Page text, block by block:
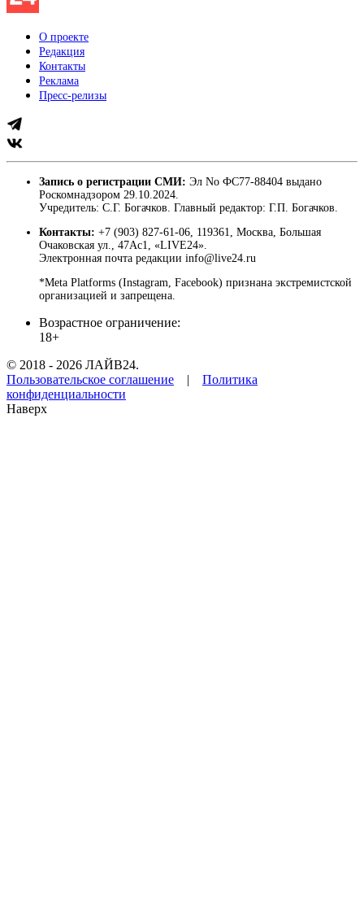
О проекте
Редакция
Контакты
Реклама
Пресс-релизы
Запись о регистрации СМИ: Эл No ФС77-88404 выдано
Роскомнадзором 29.10.2024.
Учредитель: С.Г. Богачков. Главный редактор: Г.П. Богачков.
Контакты: +7 (903) 827-61-06, 119361, Москва, Большая
Очаковская ул., 47Ас1, «LIVE24».
Электронная почта редакции info@live24.ru
*Meta Platforms (Instagram, Facebook) признана экстремистской
организацией и запрещена.
Возрастное ограничение:
18+
© 2018 - 2026 ЛАЙВ24.
Пользовательское соглашение | Политика
конфиденциальности
Наверх